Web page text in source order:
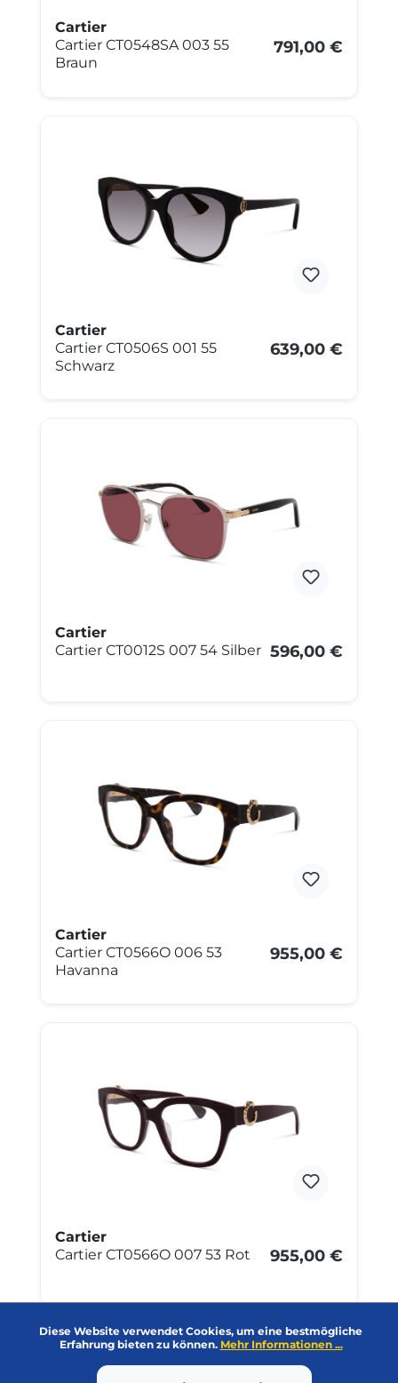
Cartier
Cartier CT0548SA 003 55
Braun
791,00 €
Cartier
Cartier CT0506S 001 55
Schwarz
639,00 €
Cartier
Cartier CT0012S 007 54 Silber 596,00 €
Cartier
Cartier CT0566O 006 53
Havanna
955,00 €
Cartier
Cartier CT0566O 007 53 Rot
955,00 €
Diese Website verwendet Cookies, um eine bestmögliche
Erfahrung bieten zu können. Mehr Informationen ...